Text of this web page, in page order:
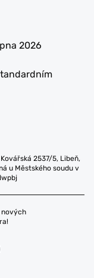
2026
Kovářská 2537/5, Libeň,
u Městského soudu v